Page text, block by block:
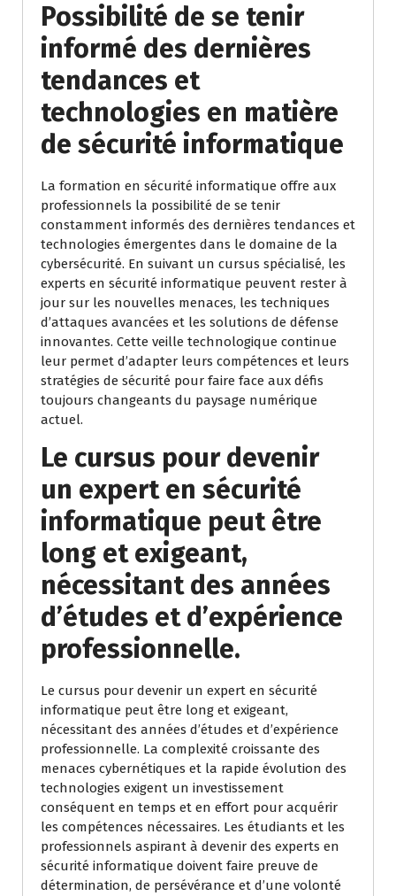
Possibilité de se tenir
informé des dernières
tendances et
technologies en matière
de sécurité informatique
La formation en sécurité informatique offre aux
professionnels la possibilité de se tenir
constamment informés des dernières tendances et
technologies émergentes dans le domaine de la
cybersécurité. En suivant un cursus spécialisé, les
experts en sécurité informatique peuvent rester à
jour sur les nouvelles menaces, les techniques
d’attaques avancées et les solutions de défense
innovantes. Cette veille technologique continue
leur permet d’adapter leurs compétences et leurs
stratégies de sécurité pour faire face aux défis
toujours changeants du paysage numérique
actuel.
Le cursus pour devenir
un expert en sécurité
informatique peut être
long et exigeant,
nécessitant des années
d’études et d’expérience
professionnelle.
Le cursus pour devenir un expert en sécurité
informatique peut être long et exigeant,
nécessitant des années d’études et d’expérience
professionnelle. La complexité croissante des
menaces cybernétiques et la rapide évolution des
technologies exigent un investissement
conséquent en temps et en effort pour acquérir
les compétences nécessaires. Les étudiants et les
professionnels aspirant à devenir des experts en
sécurité informatique doivent faire preuve de
détermination, de persévérance et d’une volonté